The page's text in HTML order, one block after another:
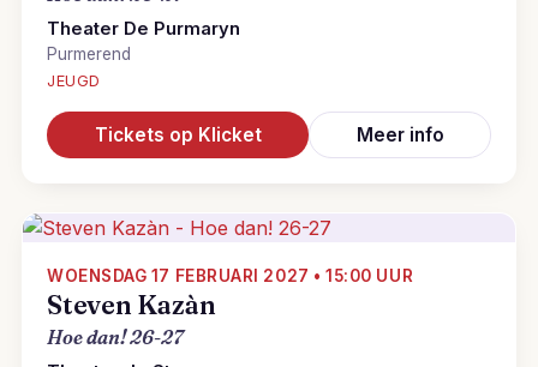
Theater De Purmaryn
Purmerend
JEUGD
Tickets op Klicket Meer info
WOENSDAG 17 FEBRUARI 2027 • 15:00 UUR
Steven Kazàn
Hoe dan! 26-27